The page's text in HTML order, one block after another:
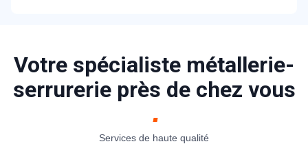
devis précis.
Votre spécialiste métallerie-
serrurerie près de chez vous
Services de haute qualité